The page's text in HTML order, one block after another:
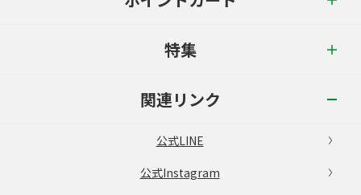
特集
関連リンク
公式LINE
公式Instagram